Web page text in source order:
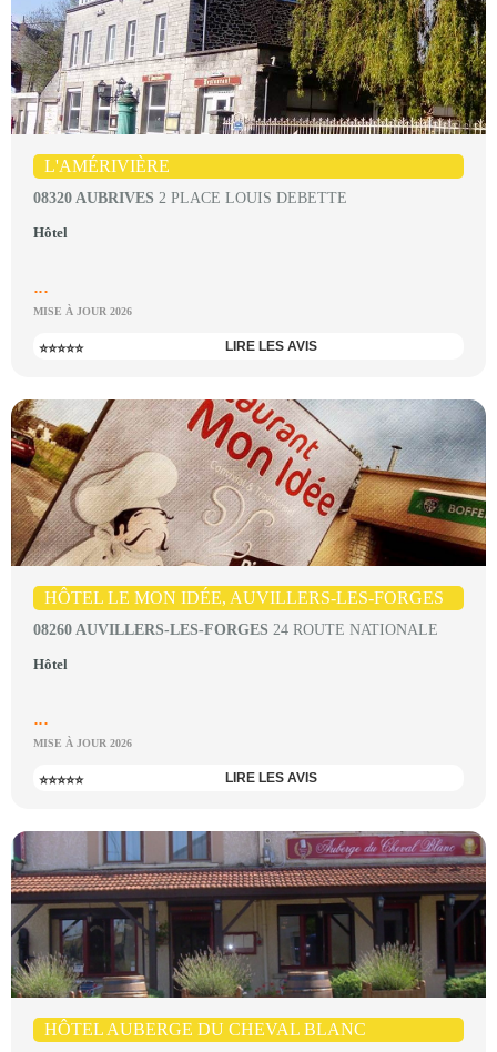
L'AMÉRIVIÈRE
08320 AUBRIVES 2 PLACE LOUIS DEBETTE
Hôtel
...
MISE À JOUR 2026
⭐⭐⭐⭐⭐ LIRE LES AVIS
HÔTEL LE MON IDÉE, AUVILLERS-LES-FORGES
08260 AUVILLERS-LES-FORGES 24 ROUTE NATIONALE
Hôtel
...
MISE À JOUR 2026
⭐⭐⭐⭐⭐ LIRE LES AVIS
HÔTEL AUBERGE DU CHEVAL BLANC